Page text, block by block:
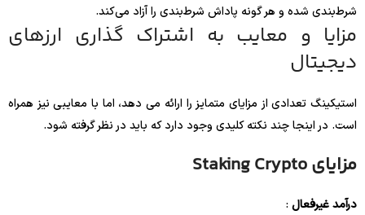
شرط‌بندی شده و هر گونه پاداش شرط‌بندی را آزاد می‌کند.
مزایا و معایب به اشتراک گذاری ارزهای
دیجیتال
استیکینگ تعدادی از مزایای متمایز را ارائه می دهد، اما با معایبی نیز همراه
است. در اینجا چند نکته کلیدی وجود دارد که باید در نظر گرفته شود.
مزایای Staking Crypto
درآمد غیرفعال :